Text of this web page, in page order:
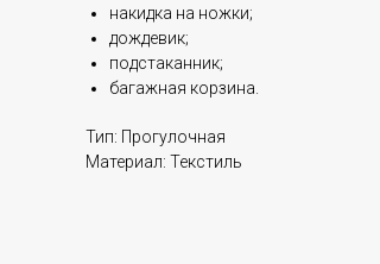
накидка на ножки;
дождевик;
подстаканник;
багажная корзина.
Тип: Прогулочная
Материал: Текстиль